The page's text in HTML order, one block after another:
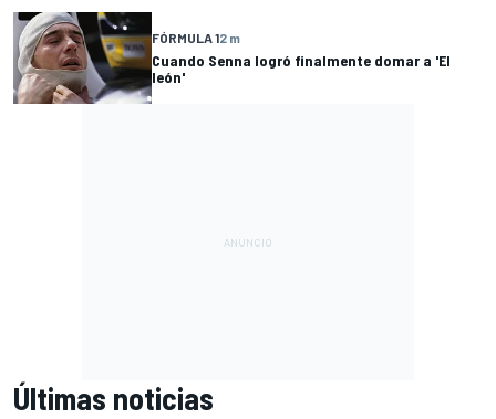
FÓRMULA 12 m
Cuando Senna logró finalmente domar a 'El
león'
Últimas noticias